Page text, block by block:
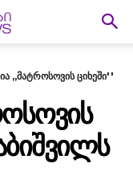
,,მატროსოვის ციხეში''